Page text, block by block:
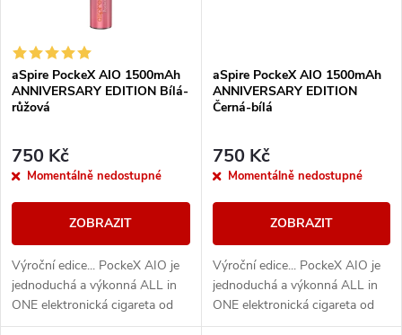
aSpire PockeX AIO 1500mAh
ANNIVERSARY EDITION Bílá-
růžová
750 Kč
Momentálně nedostupné
ZOBRAZIT
Výroční edice... PockeX AIO je
jednoduchá a výkonná ALL in
ONE elektronická cigareta od
společnosti aSpire. Svými
aSpire PockeX AIO 1500mAh
ANNIVERSARY EDITION
Černá-bílá
750 Kč
Momentálně nedostupné
ZOBRAZIT
Výroční edice... PockeX AIO je
jednoduchá a výkonná ALL in
ONE elektronická cigareta od
společnosti aSpire. Svými